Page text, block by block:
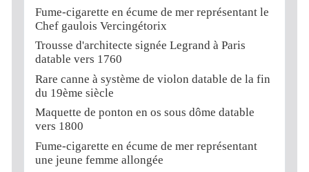
Fume-cigarette en écume de mer représentant le
Chef gaulois Vercingétorix
Trousse d'architecte signée Legrand à Paris
datable vers 1760
Rare canne à système de violon datable de la fin
du 19ème siècle
Maquette de ponton en os sous dôme datable
vers 1800
Fume-cigarette en écume de mer représentant
une jeune femme allongée